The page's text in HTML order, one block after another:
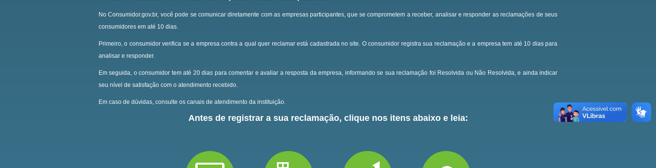
No Consumidor.gov.br, você pode se comunicar diretamente com as empresas participantes, que se comprometem a receber, analisar e responder as reclamações de seus
consumidores em até 10 dias.
Primeiro, o consumidor verifica se a empresa contra a qual quer reclamar está cadastrada no site. O consumidor registra sua reclamação e a empresa tem até 10 dias para
analisar e responder.
Em seguida, o consumidor tem até 20 dias para comentar e avaliar a resposta da empresa, informando se sua reclamação foi Resolvida ou Não Resolvida, e ainda indicar
seu nível de satisfação com o atendimento recebido.
Em caso de dúvidas, consulte os canais de atendimento da instituição.
Antes de registrar a sua reclamação, clique nos itens abaixo e leia: